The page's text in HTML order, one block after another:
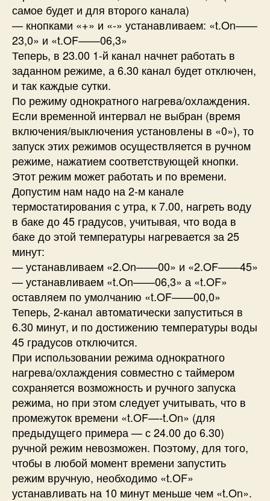
самое будет и для второго канала)
— кнопками «+» и «-» устанавливаем: «t.On——
23,0» и «t.OF——06,3»
Теперь, в 23.00 1-й канал начнет работать в
заданном режиме, а 6.30 канал будет отключен,
и так каждые сутки.
По режиму однократного нагрева/охлаждения.
Если временной интервал не выбран (время
включения/выключения установлены в «0»), то
запуск этих режимов осуществляется в ручном
режиме, нажатием соответствующей кнопки.
Этот режим может работать и по времени.
Допустим нам надо на 2-м канале
термостатирования с утра, к 7.00, нагреть воду
в баке до 45 градусов, учитывая, что вода в
баке до этой температуры нагревается за 25
минут:
— устанавливаем «2.On——00» и «2.OF——45»
— устанавливаем «t.On——06,3» а «t.OF»
оставляем по умолчанию «t.OF——00,0»
Теперь, 2-канал автоматически запуститься в
6.30 минут, и по достижению температуры воды
45 градусов отключится.
При использовании режима однократного
нагрева/охлаждения совместно с таймером
сохраняется возможность и ручного запуска
режима, но при этом следует учитывать, что в
промежуток времени «t.OF—-t.On» (для
предыдущего примера — с 24.00 до 6.30)
ручной режим невозможен. Поэтому, для того,
чтобы в любой момент времени запустить
режим вручную, необходимо «t.OF»
устанавливать на 10 минут меньше чем «t.On».